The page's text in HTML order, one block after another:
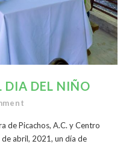
DIA DEL NIÑO
de Picachos, A.C. y Centro
abril, 2021, un día de